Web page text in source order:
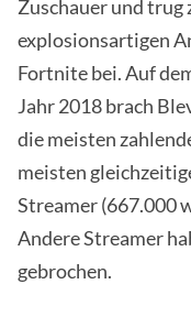
Zuschauer und trug
explosionsartigen
Fortnite bei. Auf
Jahr 2018 brach
die meisten
meisten
Streamer (667.000
Andere Streamer
gebrochen.